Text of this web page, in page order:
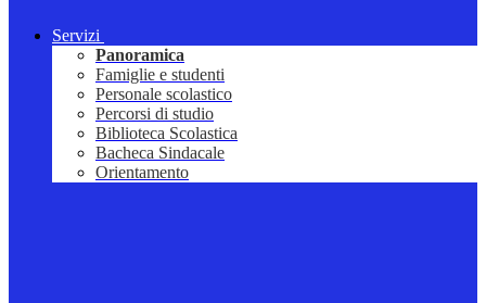
Servizi
Panoramica
Famiglie e studenti
Personale scolastico
Percorsi di studio
Biblioteca Scolastica
Bacheca Sindacale
Orientamento